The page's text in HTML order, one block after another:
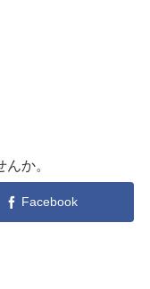
か。
Facebook